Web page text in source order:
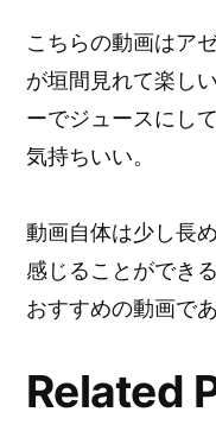
こちらの動画はア
が垣間見れて楽し
ーでジュースにし
気持ちいい。
動画自体は少し長
感じることができ
おすすめの動画であ
Related